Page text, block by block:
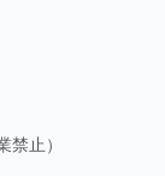
止）